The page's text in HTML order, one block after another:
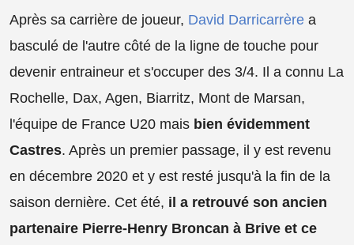
Après sa carrière de joueur, David Darricarrère a
basculé de l'autre côté de la ligne de touche pour
devenir entraineur et s'occuper des 3/4. Il a connu La
Rochelle, Dax, Agen, Biarritz, Mont de Marsan,
l'équipe de France U20 mais bien évidemment
Castres. Après un premier passage, il y est revenu
en décembre 2020 et y est resté jusqu'à la fin de la
saison dernière. Cet été, il a retrouvé son ancien
partenaire Pierre-Henry Broncan à Brive et ce